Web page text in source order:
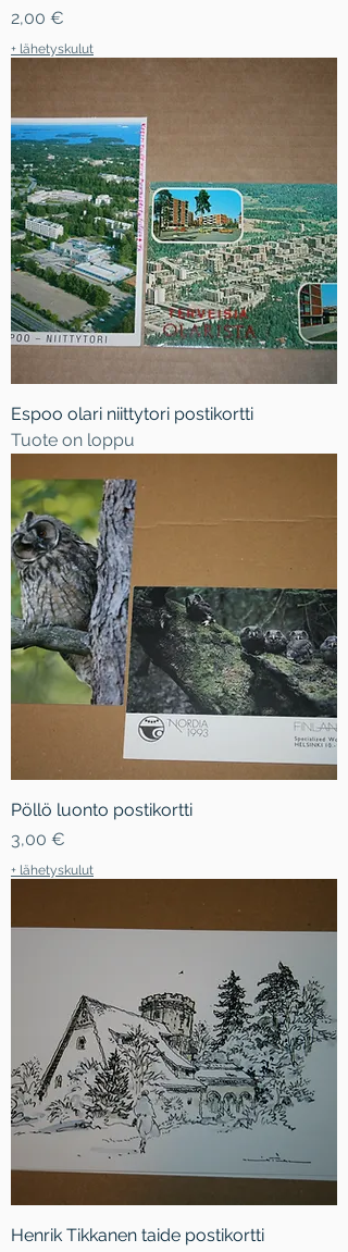
Hinta
2,00 €
+ lähetyskulut
Espoo olari niittytori postikortti
Tuote on loppu
Pöllö luonto postikortti
Hinta
3,00 €
+ lähetyskulut
Henrik Tikkanen taide postikortti